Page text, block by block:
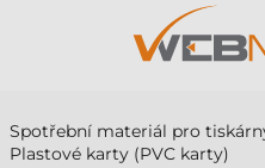
Spotřební materiál pro
Plastové karty (PVC karty)